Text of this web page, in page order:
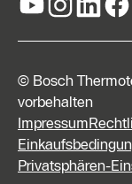
© Bosch
vorbehalten
Impressum
Privatsphären-